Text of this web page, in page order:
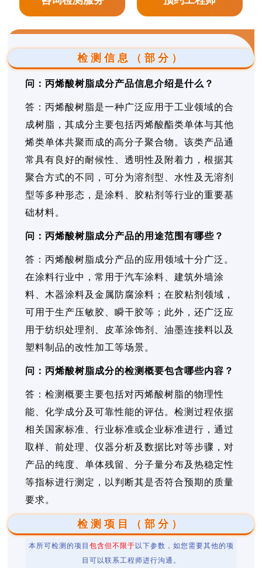
检测信息（部分）
问：丙烯酸树脂成分产品信息介绍是什么？
答：丙烯酸树脂是一种广泛应用于工业领域的合
成树脂，其成分主要包括丙烯酸酯类单体与其他
烯类单体共聚而成的高分子聚合物。该类产品通
常具有良好的耐候性、透明性及附着力，根据其
聚合方式的不同，可分为溶剂型、水性及无溶剂
型等多种形态，是涂料、胶粘剂等行业的重要基
础材料。
问：丙烯酸树脂成分产品的用途范围有哪些？
答：丙烯酸树脂成分产品的应用领域十分广泛。
在涂料行业中，常用于汽车涂料、建筑外墙涂
料、木器涂料及金属防腐涂料；在胶粘剂领域，
可用于生产压敏胶、瞬干胶等；此外，还广泛应
用于纺织处理剂、皮革涂饰剂、油墨连接料以及
塑料制品的改性加工等场景。
问：丙烯酸树脂成分的检测概要包含哪些内容？
答：检测概要主要包括对丙烯酸树脂的物理性
能、化学成分及可靠性能的评估。检测过程依据
相关国家标准、行业标准或企业标准进行，通过
取样、前处理、仪器分析及数据比对等步骤，对
产品的纯度、单体残留、分子量分布及热稳定性
等指标进行测定，以判断其是否符合预期的质量
要求。
检测项目（部分）
本所可检测的项目 包含但不限于 以下参数，如您需要其他的项
目可以联系工程师进行沟通。